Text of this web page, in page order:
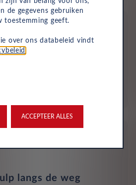
langs de weg
de gegevens gebruiken
toestemming geeft.
over ons databeleid vindt
ACCEPTEER ALLES